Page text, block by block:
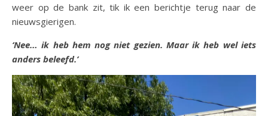
weer op de bank zit, tik ik een berichtje terug naar de
nieuwsgierigen.
‘Nee… ik heb hem nog niet gezien. Maar ik heb wel iets
anders beleefd.’